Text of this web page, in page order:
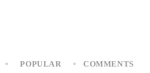
POPULAR COMMENTS